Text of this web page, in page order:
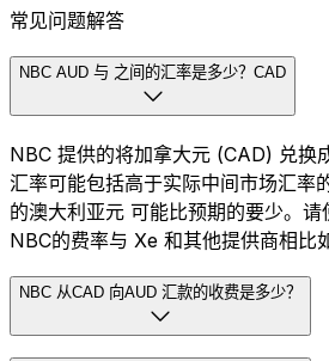
常见问题解答
NBC AUD 与 之间的汇率是多少？CAD
NBC 提供的将加拿大元 (CAD) 兑换
汇率可能包括高于实际中间市场汇率
的澳大利亚元 可能比预期的要少。
NBC的费率与 Xe 和其他提供商相比
NBC 从CAD 向AUD 汇款的收费是多少？